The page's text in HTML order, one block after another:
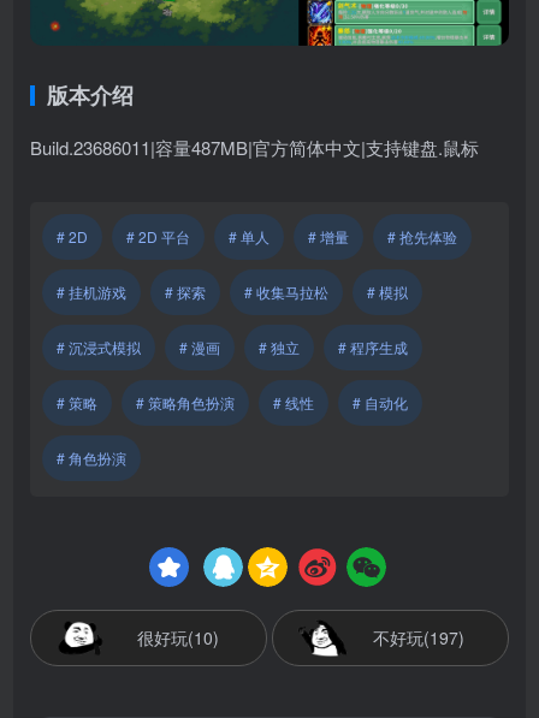
版本介绍
Build.23686011|容量487MB|官方简体中文|支持键盘.鼠标
# 2D # 2D 平台 # 单人 # 增量 # 抢先体验
# 挂机游戏 # 探索 # 收集马拉松 # 模拟
# 沉浸式模拟 # 漫画 # 独立 # 程序生成
# 策略 # 策略角色扮演 # 线性 # 自动化
# 角色扮演
很好玩(10) 不好玩(197)